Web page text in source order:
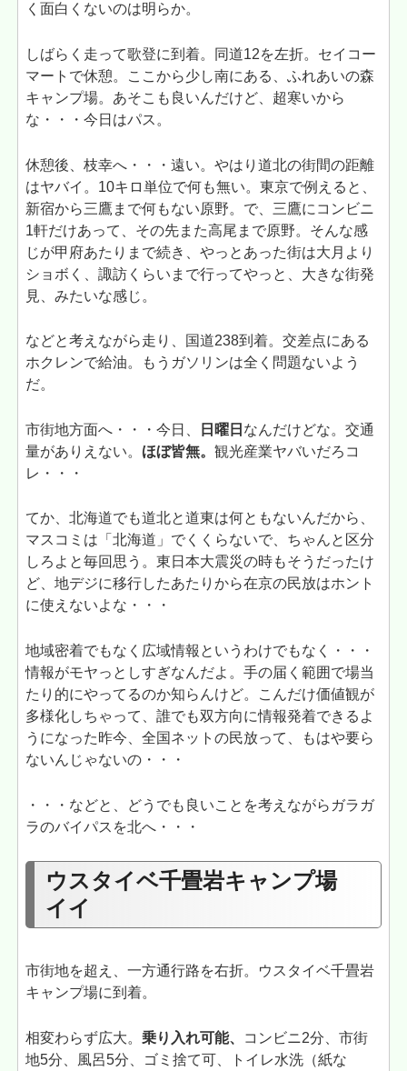
く面白くないのは明らか。
しばらく走って歌登に到着。同道12を左折。セイコー
マートで休憩。ここから少し南にある、ふれあいの森
キャンプ場。あそこも良いんだけど、超寒いから
な・・・今日はパス。
休憩後、枝幸へ・・・遠い。やはり道北の街間の距離
はヤバイ。10キロ単位で何も無い。東京で例えると、
新宿から三鷹まで何もない原野。で、三鷹にコンビニ
1軒だけあって、その先また高尾まで原野。そんな感
じが甲府あたりまで続き、やっとあった街は大月より
ショボく、諏訪くらいまで行ってやっと、大きな街発
見、みたいな感じ。
などと考えながら走り、国道238到着。交差点にある
ホクレンで給油。もうガソリンは全く問題ないよう
だ。
市街地方面へ・・・今日、 日曜日 なんだけどな。交通
量がありえない。 ほぼ皆無。観光産業ヤバいだろコ
レ・・・
てか、北海道でも道北と道東は何ともないんだから、
マスコミは「北海道」でくくらないで、ちゃんと区分
しろよと毎回思う。東日本大震災の時もそうだったけ
ど、地デジに移行したあたりから在京の民放はホント
に使えないよな・・・
地域密着でもなく広域情報というわけでもなく・・・
情報がモヤっとしすぎなんだよ。手の届く範囲で場当
たり的にやってるのか知らんけど。こんだけ価値観が
多様化しちゃって、誰でも双方向に情報発着できるよ
うになった昨今、全国ネットの民放って、もはや要ら
ないんじゃないの・・・
・・・などと、どうでも良いことを考えながらガラガ
ラのバイパスを北へ・・・
ウスタイベ千畳岩キャンプ場
イイ
市街地を超え、一方通行路を右折。ウスタイベ千畳岩
キャンプ場に到着。
相変わらず広大。乗り入れ可能、
コンビニ2分、市街
地5分、風呂5分、ゴミ捨て可、トイレ水洗（紙な